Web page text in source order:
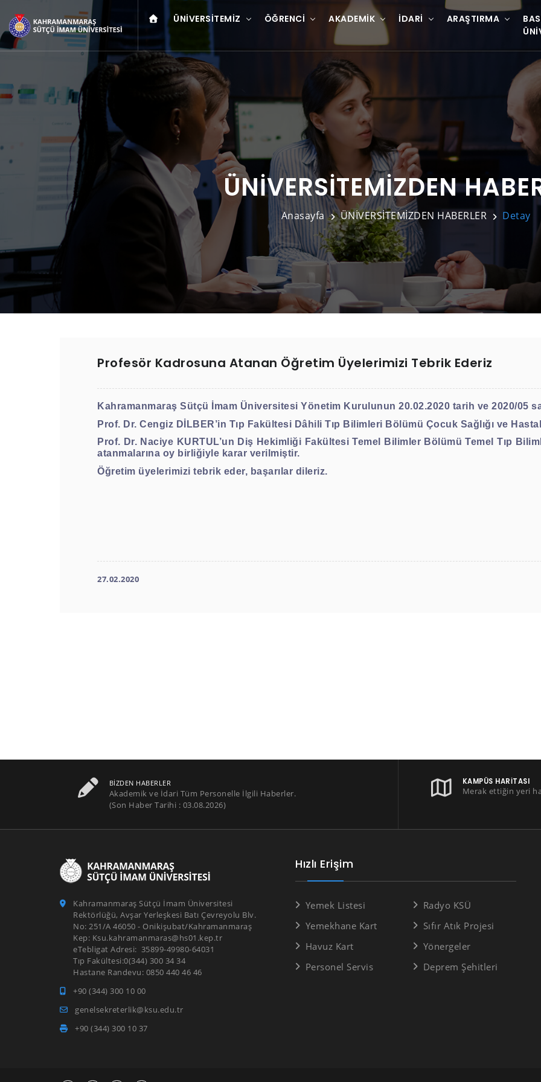
ÜNIVERSITEMIZ ÖĞRENCI AKADEMIK İDARI ARAŞTIRMA
ÜNİVERSİTEMİZDEN
Anasayfa ÜNİVERSİTEMİZDEN HABERLER Detay
Profesör Kadrosuna Atanan Öğretim Üyelerimizi Tebrik Ederiz
Kahramanmaraş Sütçü İmam Üniversitesi Yönetim Kurulunun 20.02.2020 tarih ve 2020/05
Prof. Dr. Cengiz DİLBER’in Tıp Fakültesi Dâhili Tıp Bilimleri Bölümü Çocuk Sağlığı ve
Prof. Dr. Naciye KURTUL’un Diş Hekimliği Fakültesi Temel Bilimler Bölümü Temel Tıp
atanmalarına oy birliğiyle karar verilmiştir.
Öğretim üyelerimizi tebrik eder, başarılar dileriz.
27.02.2020
BIZDEN HABERLER
Akademik ve İdari Tüm Personelle İlgili Haberler.
(Son Haber Tarihi : 03.08.2026)
KAMPÜS HARITASI
Merak ettiğin yeri
Kahramanmaraş Sütçü İmam Üniversitesi
Rektörlüğü, Avşar Yerleşkesi Batı Çevreyolu Blv.
No: 251/A 46050 - Onikişubat/Kahramanmaraş
Kep: Ksu.kahramanmaras@hs01.kep.tr
eTebligat Adresi: 35899-49980-64031
Tıp Fakültesi:0(344) 300 34 34
Hastane Randevu: 0850 440 46 46
+90 (344) 300 10 00
genelsekreterlik@ksu.edu.tr
+90 (344) 300 10 37
Hızlı Erişim
Yemek Listesi
Yemekhane Kart
Havuz Kart
Personel Servis
Radyo KSÜ
Sıfır Atık Projesi
Yönergeler
Deprem Şehitleri